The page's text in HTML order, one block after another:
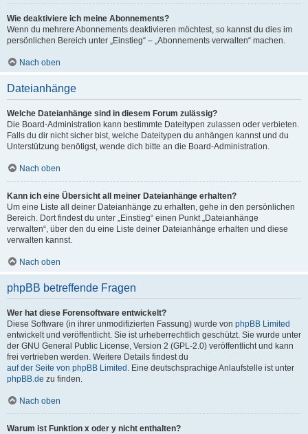
Wie deaktiviere ich meine Abonnements?
Wenn du mehrere Abonnements deaktivieren möchtest, so kannst du dies im
persönlichen Bereich unter „Einstieg“ – „Abonnements verwalten“ machen.
Nach oben
Dateianhänge
Welche Dateianhänge sind in diesem Forum zulässig?
Die Board-Administration kann bestimmte Dateitypen zulassen oder verbieten.
Falls du dir nicht sicher bist, welche Dateitypen du anhängen kannst und du
Unterstützung benötigst, wende dich bitte an die Board-Administration.
Nach oben
Kann ich eine Übersicht all meiner Dateianhänge erhalten?
Um eine Liste all deiner Dateianhänge zu erhalten, gehe in den persönlichen
Bereich. Dort findest du unter „Einstieg“ einen Punkt „Dateianhänge
verwalten“, über den du eine Liste deiner Dateianhänge erhalten und diese
verwalten kannst.
Nach oben
phpBB betreffende Fragen
Wer hat diese Forensoftware entwickelt?
Diese Software (in ihrer unmodifizierten Fassung) wurde von phpBB Limited
entwickelt und veröffentlicht. Sie ist urheberrechtlich geschützt. Sie wurde unter
der GNU General Public License, Version 2 (GPL-2.0) veröffentlicht und kann
frei vertrieben werden. Weitere Details findest du
auf der Seite von phpBB Limited . Eine deutschsprachige Anlaufstelle ist unter
phpBB.de zu finden.
Nach oben
Warum ist Funktion x oder y nicht enthalten?